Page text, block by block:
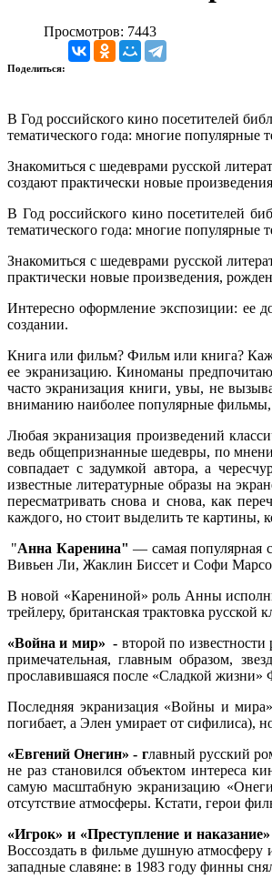
Просмотров: 7443
Поделиться:
В Год российского кино посетителей
тематического года: многие
Знакомиться с шедеврами русской
создают практически новые
В Год российского кино посетителей
тематического года: многие
Знакомиться с шедеврами русской
практически новые произведения,
Интересно оформление экспозиции: ее
создании.
Книга или фильм? Фильм или книга?
ее экранизацию. Киноманы
часто экранизация книги, увы, не
вниманию наиболее популярные
Любая экранизация произведений
ведь общепризнанные шедевры, по
совпадает с задумкой автора, а
известные литературные образы на
пересматривать снова и снова, как
каждого, но стоит выделить те картины,
"Анна Каренина" — самая популярная
Вивьен Ли, Жаклин Биссет и Софи
В новой «Карениной» роль Анны
трейлеру, британская трактовка русской
«Война и мир» - второй по
примечательная, главным образом,
прославившаяся после «Сладкой жизни»
Последняя экранизация «Войны и
погибает, а Элен умирает от сифилиса),
«Евгений Онегин» - главный русский
не раз становился объектом интереса
самую масштабную экранизацию
отсутствие атмосферы. Кстати, герои
«Игрок» и «Преступление и
Воссоздать в фильме душную атмосферу
западные славяне: в 1983 году финны